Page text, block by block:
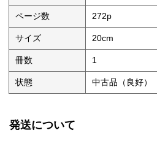
ページ数 272p
サイズ 20cm
冊数 1
状態 中古品（良好）
発送について